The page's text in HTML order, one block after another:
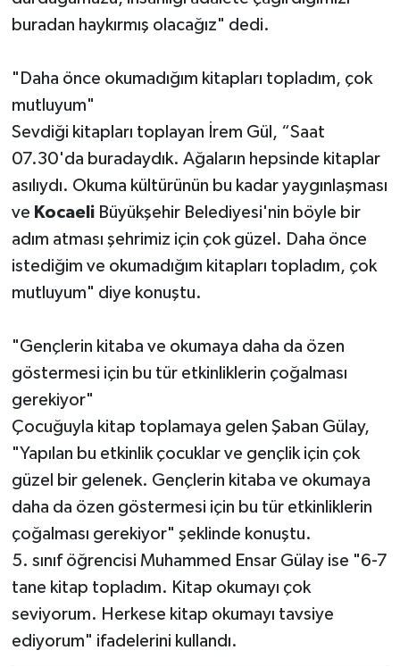
buradan haykırmış olacağız" dedi.
"Daha önce okumadığım kitapları topladım, çok
mutluyum"
Sevdiği kitapları toplayan İrem Gül, “Saat
07.30'da buradaydık. Ağaların hepsinde kitaplar
asılıydı. Okuma kültürünün bu kadar yaygınlaşması
ve KocaeliBüyükşehir Belediyesi'nin böyle bir
adım atması şehrimiz için çok güzel. Daha önce
istediğim ve okumadığım kitapları topladım, çok
mutluyum" diye konuştu.
"Gençlerin kitaba ve okumaya daha da özen
göstermesi için bu tür etkinliklerin çoğalması
gerekiyor"
Çocuğuyla kitap toplamaya gelen Şaban Gülay,
"Yapılan bu etkinlik çocuklar ve gençlik için çok
güzel bir gelenek. Gençlerin kitaba ve okumaya
daha da özen göstermesi için bu tür etkinliklerin
çoğalması gerekiyor" şeklinde konuştu.
5. sınıf öğrencisi Muhammed Ensar Gülay ise "6-7
tane kitap topladım. Kitap okumayı çok
seviyorum. Herkese kitap okumayı tavsiye
ediyorum" ifadelerini kullandı.